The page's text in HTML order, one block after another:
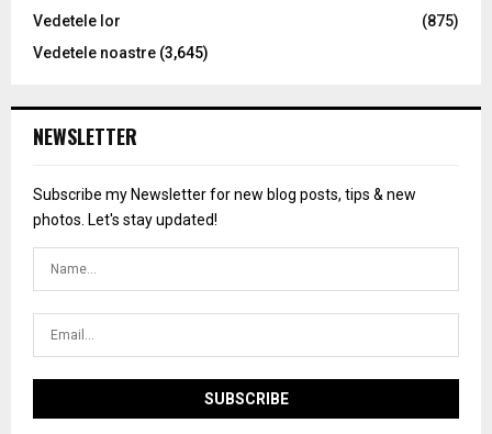
Vedetele lor
(875)
Vedetele noastre (3,645)
NEWSLETTER
Subscribe my Newsletter for new blog posts, tips & new
photos. Let's stay updated!